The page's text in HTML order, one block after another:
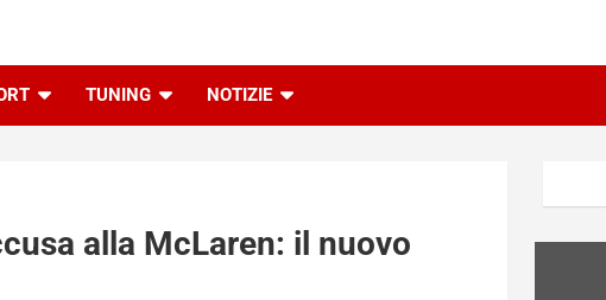
TUNING NOTIZIE
alla McLaren: il nuovo